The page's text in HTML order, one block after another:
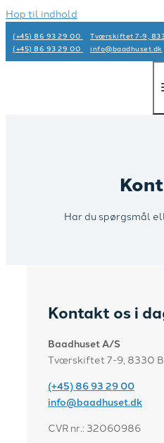
Hop til indhold
(+45) 86 93 29 00 Tværskiftet 7-9,
(+45) 86 93 29 00
info@baadhuset.dk​
Har du spørgsmål
Kontakt os i
Baadhuset A/S
Tværskiftet 7-9, 8330
(+45) 86 93 29 00
info@baadhuset.dk​
CVR nr.: 32060986